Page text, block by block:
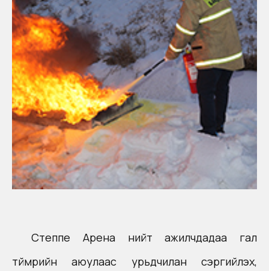
Степпе Арена нийт ажилчдадаа гал
түймрийн аюулаас урьдчилан сэргийлэх,